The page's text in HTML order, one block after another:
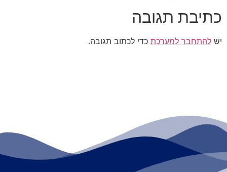
כתיבת תגובה
יש להתחבר למערכת כדי לכתוב תגובה.